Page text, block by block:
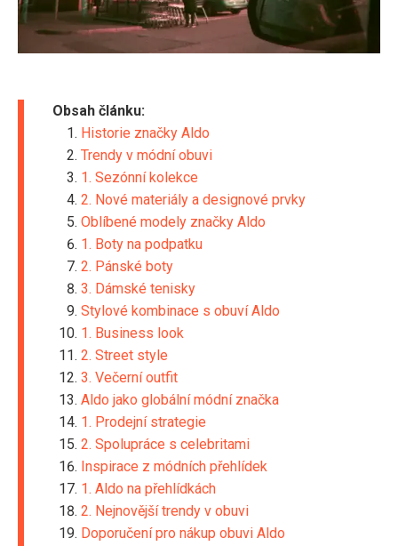
Obsah článku:
Historie značky Aldo
Trendy v módní obuvi
1. Sezónní kolekce
2. Nové materiály a designové prvky
Oblíbené modely značky Aldo
1. Boty na podpatku
2. Pánské boty
3. Dámské tenisky
Stylové kombinace s obuví Aldo
1. Business look
2. Street style
3. Večerní outfit
Aldo jako globální módní značka
1. Prodejní strategie
2. Spolupráce s celebritami
Inspirace z módních přehlídek
1. Aldo na přehlídkách
2. Nejnovější trendy v obuvi
Doporučení pro nákup obuvi Aldo